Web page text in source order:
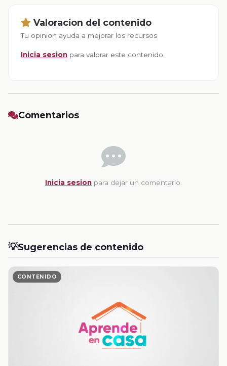
Valoracion del contenido
Tu opinion ayuda a mejorar los recursos
Inicia sesion para valorar este contenido.
Comentarios
Inicia sesion para dejar un comentario.
💡Sugerencias de contenido
CONTENIDO